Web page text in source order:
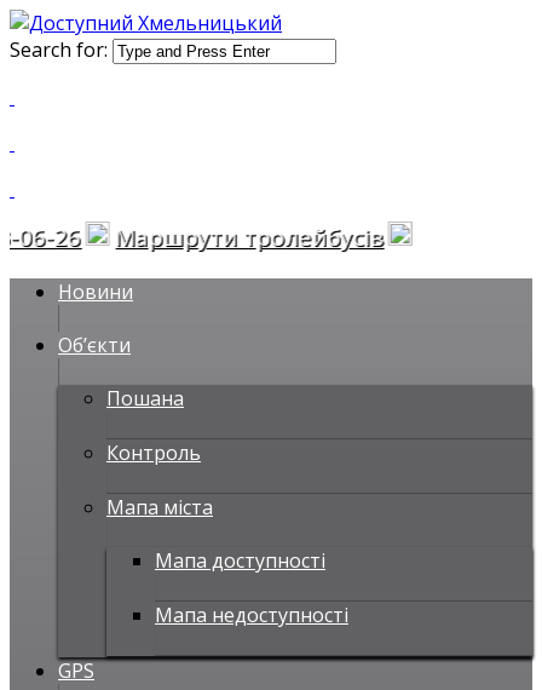
Search for:
Маршрути тролейбусів
Новини
Об’єкти
Пошана
Контроль
Мапа міста
Мапа доступності
Мапа недоступності
GPS